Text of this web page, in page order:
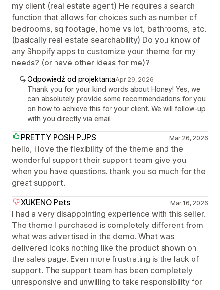
my client (real estate agent) He requires a search
function that allows for choices such as number of
bedrooms, sq footage, home vs lot, bathrooms, etc.
(basically real estate searchability) Do you know of
any Shopify apps to customize your theme for my
needs? (or have other ideas for me)?
Odpowiedź od projektantaApr 29, 2026
Thank you for your kind words about Honey! Yes, we
can absolutely provide some recommendations for you
on how to achieve this for your client. We will follow-up
with you directly via email.
PRETTY POSH PUPS Mar 26, 2026
hello, i love the flexibility of the theme and the
wonderful support their support team give you
when you have questions. thank you so much for the
great support.
XUKENO Pets
Mar 16, 2026
I had a very disappointing experience with this seller.
The theme I purchased is completely different from
what was advertised in the demo. What was
delivered looks nothing like the product shown on
the sales page. Even more frustrating is the lack of
support. The support team has been completely
unresponsive and unwilling to take responsibility for